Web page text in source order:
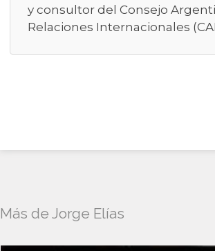
y consultor del Consejo
Relaciones Internacionales
Más de Jorge Elías